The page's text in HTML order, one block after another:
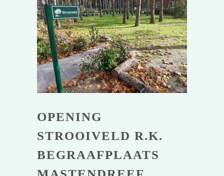
OPENING
STROOIVELD R.K.
BEGRAAFPLAATS